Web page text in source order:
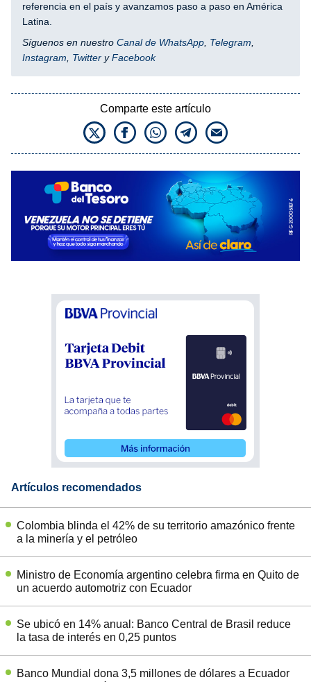
referencia en el país y avanzamos paso a paso en América
Latina.
Síguenos en nuestro Canal de WhatsApp, Telegram,
Instagram, Twitter yFacebook
Comparte este artículo
Artículos recomendados
Colombia blinda el 42% de su territorio amazónico frente
a la minería y el petróleo
Ministro de Economía argentino celebra firma en Quito de
un acuerdo automotriz con Ecuador
Se ubicó en 14% anual: Banco Central de Brasil reduce
la tasa de interés en 0,25 puntos
Banco Mundial dona 3,5 millones de dólares a Ecuador